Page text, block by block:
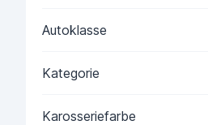
Autoklasse
Kategorie
Karosseriefarbe